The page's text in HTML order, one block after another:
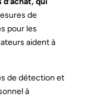
de
pour les
aident à
de détection et
à